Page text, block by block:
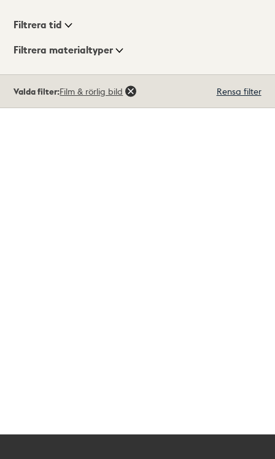
Visningsläge
Filtrera tid
Filtrera materialtyper
träffar
Valda filter:Film & rörlig bild Rensa filter